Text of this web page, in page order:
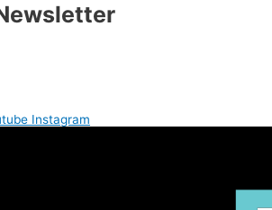
Instagram